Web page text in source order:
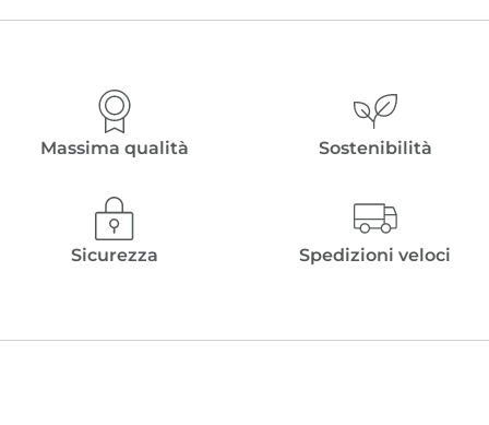
Massima qualità Sostenibilità
Sicurezza Spedizioni veloci